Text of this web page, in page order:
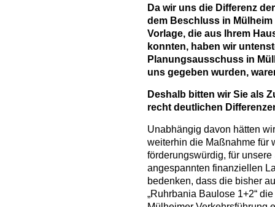
Da wir uns die Differenz
dem Beschluss in
Vorlage, die aus Ihrem
konnten, haben wir
Planungsausschuss in
uns gegeben wurden,
Deshalb bitten wir Sie als
recht deutlichen
Unabhängig davon hätten
weiterhin die Maßnahme für
förderungswürdig, für
angespannten finanziellen
bedenken, dass die bisher
„Ruhrbania Baulose 1+2“